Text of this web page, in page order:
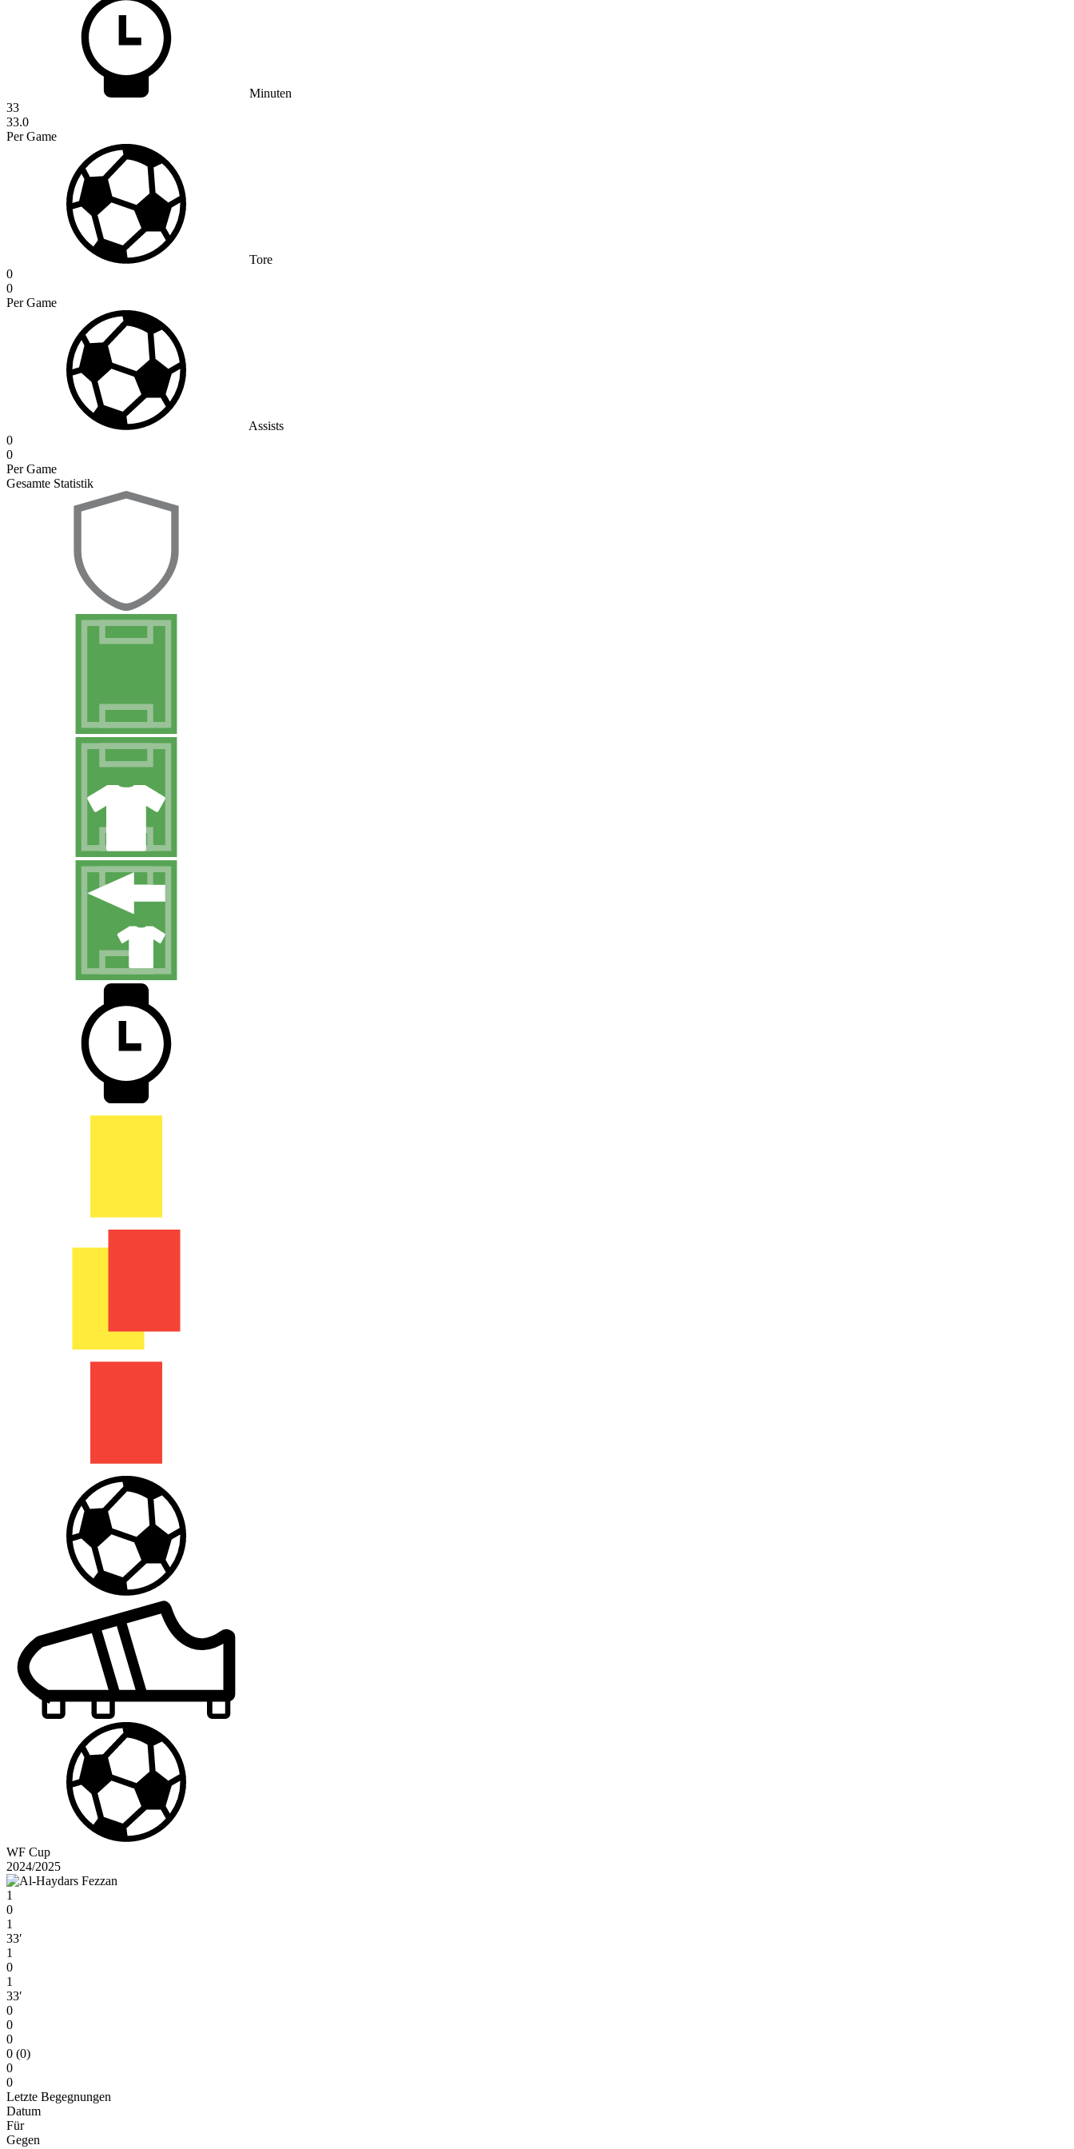
Minuten
33
33.0
Per Game
Tore
0
0
Per Game
Assists
0
0
Per Game
Gesamte Statistik
WF Cup
2024/2025
1
0
1
33′
1
0
1
33′
0
0
0
0 (0)
0
0
Letzte Begegnungen
Datum
Für
Gegen